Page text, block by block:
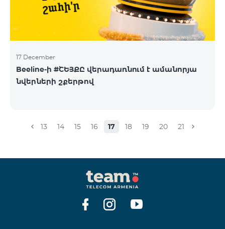
17 December
Beeline-ի #ՇԵՅՔԸ վերադառնում է ամանորյա
նվերների շքերթով
13 14 15 16 17 18 19 20 21